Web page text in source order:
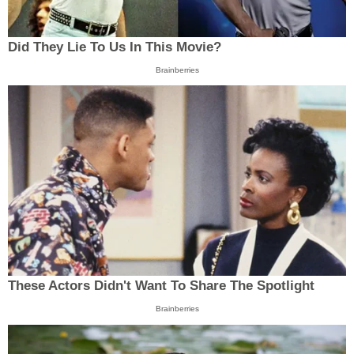
Did They Lie To Us In This Movie?
Brainberries
These Actors Didn't Want To Share The Spotlight
Brainberries